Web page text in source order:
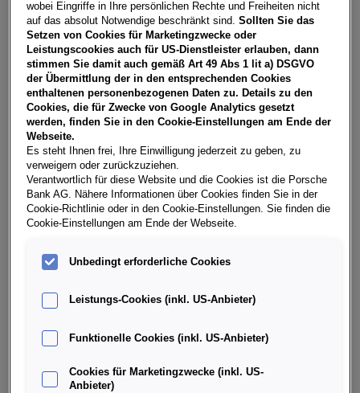
**Freibleibendes Musterangebot für Restwert Leasing inkl.
USt, NoVA, zzgl. gesetzl. Vertragsgebühr EUR 149,03 und
Bearbeitungskosten EUR 0,00. Gesamtleasingbetrag EUR
28.990,00, Restwert EUR 13.610,84, Sollzinssatz 7,29%
variabel, Effektivzinssatz 8,36% variabel, Gesamtbetrag EUR
36.339,87. Ihr Verkaufsberater freut sich darauf, Ihnen ein
individuelles Angebot erstellen zu können.
Teilen PDF herunterladen
Weitere Infos & Daten
Fahrzeugdaten
Finanzierung über die Porsche Bank
Händlerinformation
wobei Eingriffe in Ihre persönlichen Rechte und Freiheiten nicht
auf das absolut Notwendige beschränkt sind.Sollten Sie das
Setzen von Cookies für Marketingzwecke oder
Leistungscookies auch für US-Dienstleister erlauben, dann
stimmen Sie damit auch gemäß Art 49 Abs 1 lit a) DSGVO
der Übermittlung der in den entsprechenden Cookies
enthaltenen personenbezogenen Daten zu. Details zu den
Cookies, die für Zwecke von Google Analytics gesetzt
werden, finden Sie in den Cookie-Einstellungen am Ende der
Webseite.
Es steht Ihnen frei, Ihre Einwilligung jederzeit zu geben, zu
verweigern oder zurückzuziehen.
Verantwortlich für diese Website und die Cookies ist die Porsche
Bank AG. Nähere Informationen über Cookies finden Sie in der
Cookie-Richtlinie oder in den Cookie-Einstellungen. Sie finden die
Cookie-Einstellungen am Ende der Webseite.
Unbedingt erforderliche Cookies
Leistungs-Cookies (inkl. US-Anbieter)
Funktionelle Cookies (inkl. US-Anbieter)
Cookies für Marketingzwecke (inkl. US-
Anbieter)